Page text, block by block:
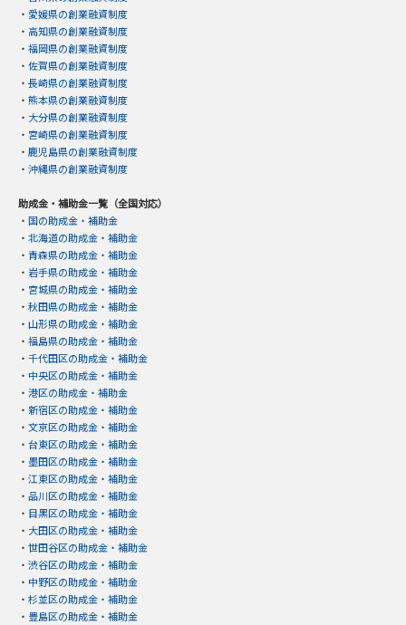
・ 愛媛県の創業融資制度
・ 高知県の創業融資制度
・ 福岡県の創業融資制度
・ 佐賀県の創業融資制度
・ 長崎県の創業融資制度
・ 熊本県の創業融資制度
・ 大分県の創業融資制度
・ 宮崎県の創業融資制度
・ 鹿児島県の創業融資制度
・ 沖縄県の創業融資制度
助成金・補助金一覧（全国対応）
・ 国の助成金・補助金
・ 北海道の助成金・補助金
・ 青森県の助成金・補助金
・ 岩手県の助成金・補助金
・ 宮城県の助成金・補助金
・ 秋田県の助成金・補助金
・ 山形県の助成金・補助金
・ 福島県の助成金・補助金
・ 千代田区の助成金・補助金
・ 中央区の助成金・補助金
・ 港区の助成金・補助金
・ 新宿区の助成金・補助金
・ 文京区の助成金・補助金
・ 台東区の助成金・補助金
・ 墨田区の助成金・補助金
・ 江東区の助成金・補助金
・ 品川区の助成金・補助金
・ 目黒区の助成金・補助金
・ 大田区の助成金・補助金
・ 世田谷区の助成金・補助金
・ 渋谷区の助成金・補助金
・ 中野区の助成金・補助金
・ 杉並区の助成金・補助金
・ 豊島区の助成金・補助金